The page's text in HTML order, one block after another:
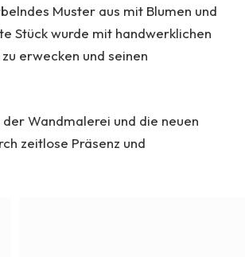
Muster aus mit Blumen und
Stück wurde mit handwerklichen
erwecken und seinen
Wandmalerei und die neuen
zeitlose Präsenz und